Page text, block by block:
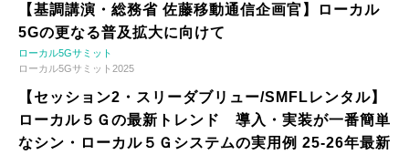
【基調講演・総務省 佐藤移動通信企画官】ローカル
5Gの更なる普及拡大に向けて
ローカル5Gサミット
ローカル5Gサミット2025
【セッション2・スリーダブリュー/SMFLレンタル】
ローカル５Ｇの最新トレンド 導入・実装が一番簡単
なシン・ローカル５Ｇシステムの実用例 25-26年最新